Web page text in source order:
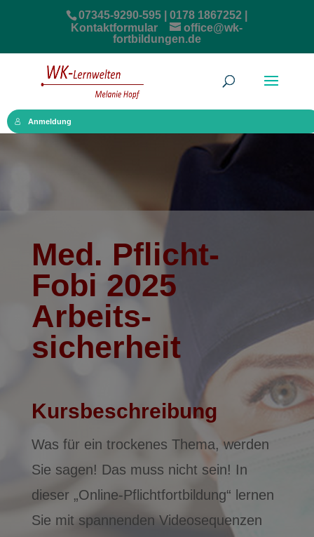
07345-9290-595 | 0178 1867252 |
Kontaktformular
office@wk-
fortbildungen.de
Anmeldung
Med. Pflicht-
Fobi 2025
Arbeits­
sicherheit
Kursbeschreibung
Was für ein trockenes Thema, werden
Sie sagen! Das muss nicht sein! In
dieser „Online-Pflichtfortbildung“ lernen
Sie mit spannenden Videosequenzen